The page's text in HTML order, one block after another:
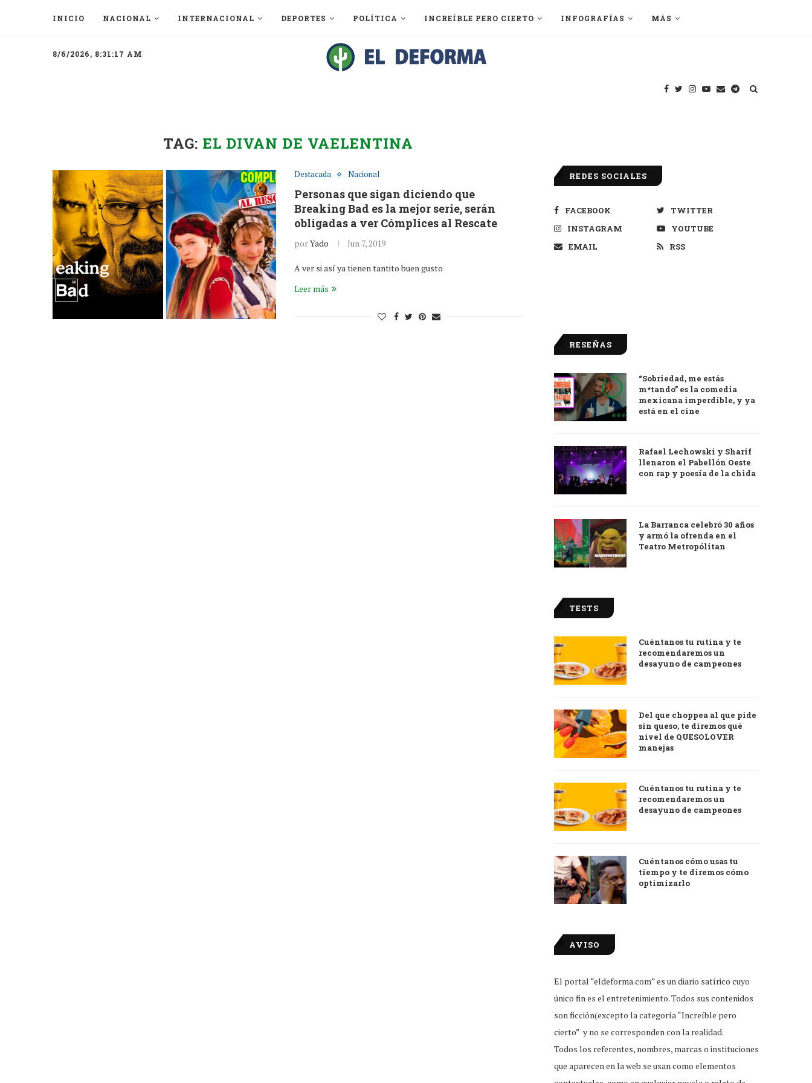
INICIO NACIONAL INTERNACIONAL DEPORTES POLÍTICA INCREÍBLE PERO CIERTO INFOGRAFÍAS MÁS
8/6/2026, 8:31:17 AM
TAG: EL DIVAN DE VAELENTINA
Destacada Nacional
Personas que sigan diciendo que
Breaking Bad es la mejor serie, serán
obligadas a ver Cómplices al Rescate
porYado Jun 7, 2019
A ver si así ya tienen tantito buen gusto
Leer más
REDES SOCIALES
FACEBOOK
TWITTER
INSTAGRAM
YOUTUBE
EMAIL
RSS
RESEÑAS
9.0
“Sobriedad, me estás
m*tando” es la comedia
mexicana imperdible, y ya
está en el cine
Rafael Lechowski y Sharif
llenaron el Pabellón Oeste
con rap y poesía de la chida
La Barranca celebró 30 años
y armó la ofrenda en el
Teatro Metropólitan
TESTS
Cuéntanos tu rutina y te
recomendaremos un
desayuno de campeones
Del que choppea al que pide
sin queso, te diremos qué
nivel de QUESOLOVER
manejas
Cuéntanos tu rutina y te
recomendaremos un
desayuno de campeones
Cuéntanos cómo usas tu
tiempo y te diremos cómo
optimizarlo
AVISO
El portal “eldeforma.com” es un diario satírico cuyo
único fin es el entretenimiento. Todos sus contenidos
son ficción(excepto la categoría “Increíble pero
cierto” y no se corresponden con la realidad.
Todos los referentes, nombres, marcas o instituciones
que aparecen en la web se usan como elementos